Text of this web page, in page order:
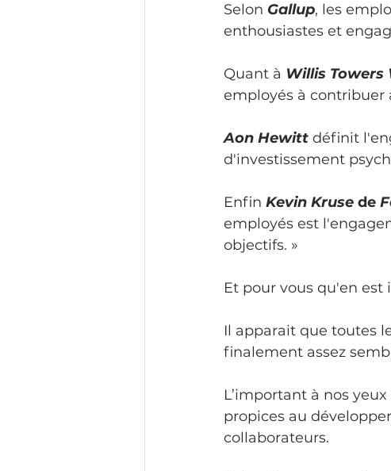
Selon Gallup, les
enthousiastes et
Quant à Willis Towers
employés à contribuer
Aon Hewitt définit
d'investissement
Enfin Kevin Kruse de
employés est
objectifs. »
Et pour vous qu'en
Il apparait que toutes
finalement assez
L’important à nos
propices au
collaborateurs.